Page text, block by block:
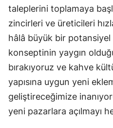
taleplerini toplamaya
zincirleri ve üreticileri
hâlâ büyük bir potansiyel
konseptinin yaygın
bırakıyoruz ve kahve
yapısına uygun yeni
geliştireceğimize
yeni pazarlara açılmayı